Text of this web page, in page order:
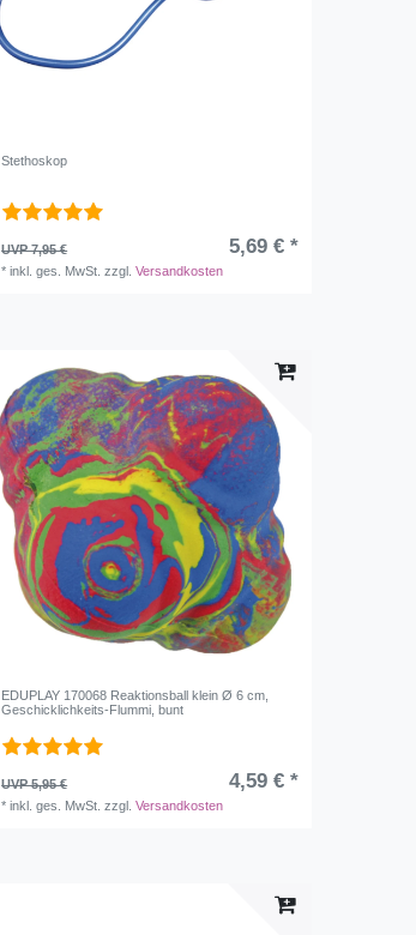
Stethoskop
UVP 7,95 € 5,69 € *
*inkl. ges. MwSt. zzgl.Versandkosten
EDUPLAY 170068 Reaktionsball klein Ø 6 cm,
Geschicklichkeits-Flummi, bunt
UVP 5,95 € 4,59 € *
*inkl. ges. MwSt. zzgl.Versandkosten